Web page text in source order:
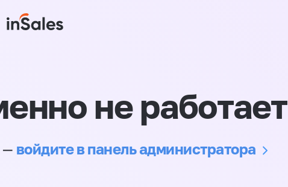
не работает
— войдите в панель администратора